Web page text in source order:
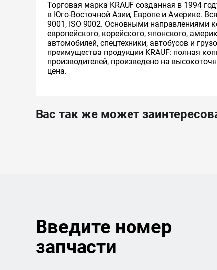
Торговая марка KRAUF созданная в 1994
в Юго-Восточной Азии, Европе и Америке.
9001, ISO 9002. Основными направлениями
европейского, корейского, японского,
автомобилей, спецтехники, автобусов и
преимущества продукции KRAUF: полная
производителей, произведено на
цена.
Вас так же может
Введите номер
запчасти